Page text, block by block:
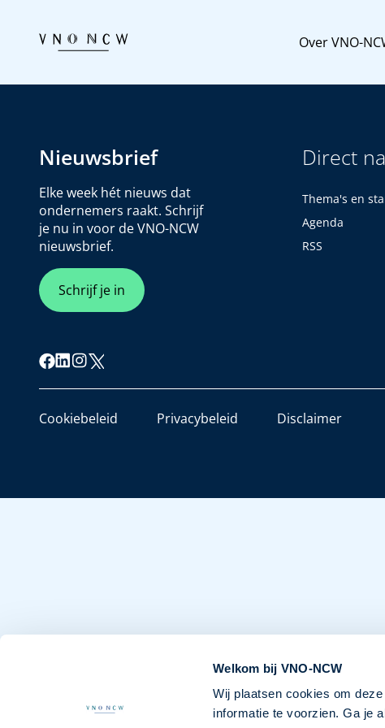
Welkom bij VNO-NCW
Wij plaatsen cookies om
informatie te voorzien. Ga je
Over VNO-
Nieuwsbrief
Elke week hét nieuws dat
ondernemers raakt. Schrijf
je nu in voor de VNO-NCW
nieuwsbrief.
Schrijf je in
Direct
Thema's en
Agenda
RSS
Cookiebeleid Privacybeleid Disclaimer